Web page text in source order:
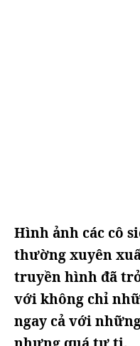
Hình ảnh các cô
thường xuyên
truyền hình đã
với không chỉ
ngay cả với